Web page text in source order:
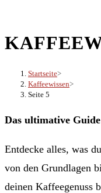
Startseite>
Kaffeewissen>
Seite 5
Das ultimative
Entdecke alles, was
von den Grundlagen
deinen Kaffeegenuss